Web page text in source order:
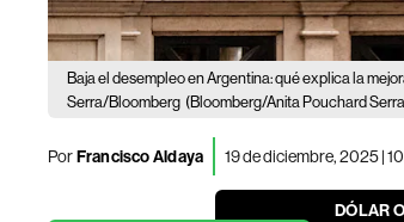
Baja el desempleo en Argentina: qué explica la
Serra/Bloomberg (Bloomberg/Anita Pouchard
PorFrancisco Aldaya 19 de diciembre, 2025 |
DÓLAR